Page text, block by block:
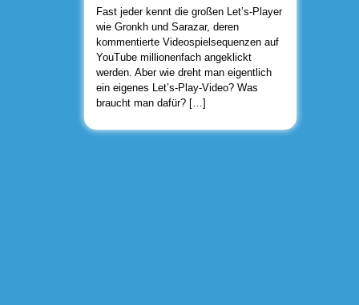
Fast jeder kennt die großen Let’s-Player
wie Gronkh und Sarazar, deren
kommentierte Videospielsequenzen auf
YouTube millionenfach angeklickt
werden. Aber wie dreht man eigentlich
ein eigenes Let’s-Play-Video? Was
braucht man dafür? […]